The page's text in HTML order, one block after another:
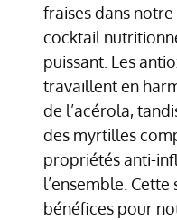
fraises dans
cocktail
puissant. Les
travaillent en
de l’acérola,
des myrtilles
propriétés anti-
l’ensemble.
bénéfices pour